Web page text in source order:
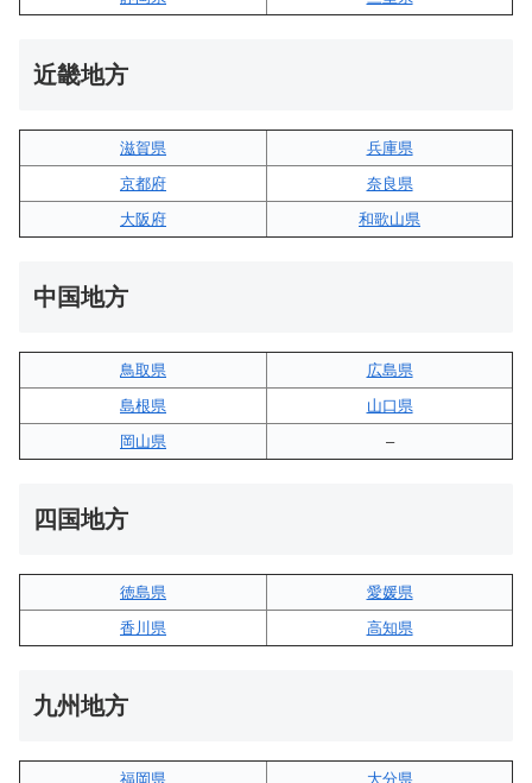
近畿地方
滋賀県
兵庫県
京都府
奈良県
大阪府
和歌山県
中国地方
鳥取県
広島県
島根県
山口県
岡山県
–
四国地方
徳島県
愛媛県
香川県
高知県
九州地方
福岡県 大分県